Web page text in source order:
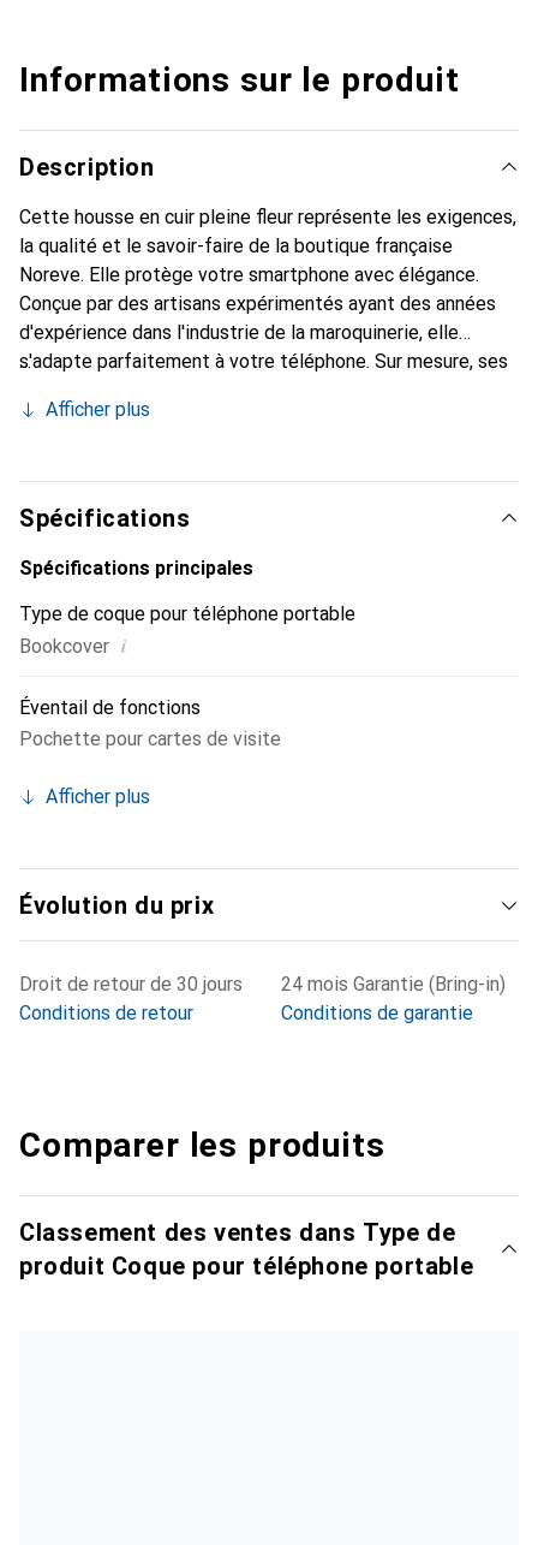
Informations sur le produit
Description
Cette housse en cuir pleine fleur représente les exigences,
la qualité et le savoir-faire de la boutique française
Noreve. Elle protège votre smartphone avec élégance.
Conçue par des artisans expérimentés ayant des années
d'expérience dans l'industrie de la maroquinerie, elle
s'adapte parfaitement à votre téléphone. Sur mesure, ses
peau. Elle devient un accessoire chic et indispensable pour
ses produits de haute qualité, la marque Noreve est un
choix fiable pour une clientèle exigeante.
Afficher plus
Spécifications
Spécifications principales
Type de coque pour téléphone portable
Bookcover i
Éventail de fonctions
Pochette pour cartes de visite
Afficher plus
Évolution du prix
Droit de retour de 30 jours
Conditions de retour
24 mois Garantie (Bring-in)
Conditions de garantie
Comparer les produits
Classement des ventes dans Type de
produit Coque pour téléphone portable